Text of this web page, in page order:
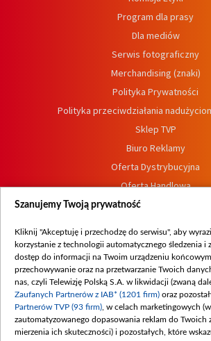
Program dla prasy
Dla mediów
Serwis fotograficzny
Merchandising (znaki)
Polityka Prywatności
Polityka przeciwdziałania
Sklep TVP
Biuro Reklamy
Oferta Dystrybucyjna
Oferta Handlowa
Dostępność
Procedura zgłoszeń
Szanujemy Twoją prywatność
Kliknij "Akceptuję i przechodzę do serwisu", aby
korzystanie z technologii automatycznego śledzenia i
dostęp do informacji na Twoim urządzeniu
przechowywanie oraz na przetwarzanie Twoich
nas, czyli Telewizję Polską S.A. w likwidacji (zwaną
Zaufanych Partnerów z IAB* (1201 firm) oraz
Partnerów TVP (93 firm) , w celach marketingowych
zautomatyzowanego dopasowania reklam do Twoich
mierzenia ich skuteczności) i pozostałych, które